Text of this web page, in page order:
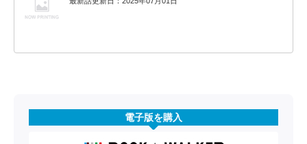
電子版を購入